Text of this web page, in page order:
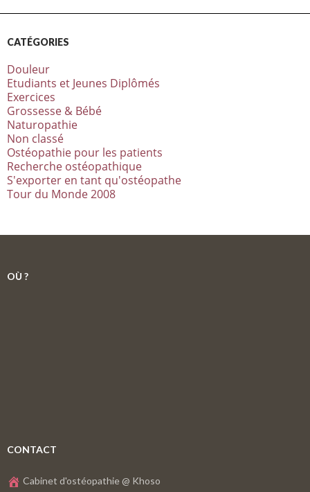
CATÉGORIES
Douleur
Etudiants et Jeunes Diplômés
Exercices
Grossesse & Bébé
Naturopathie
Non classé
Ostéopathie pour les patients
Recherche ostéopathique
S'exporter en tant qu'ostéopathe
Tour du Monde 2008
OÙ ?
CONTACT
Cabinet d'ostéopathie @ Khoso